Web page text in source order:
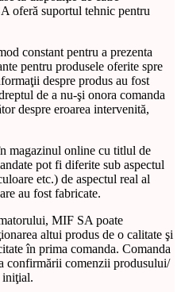
oferă suportul tehnic pentru
constant pentru a prezenta
pentru produsele oferite spre
despre produs au fost
de a nu-şi onora comanda
despre eroarea intervenită,
magazinul online cu titlul de
pot fi diferite sub aspectul
etc.) de aspectul real al
au fost fabricate.
MIF SA poate
altui produs de o calitate şi
în prima comanda. Comanda
confirmării comenzii produsului/
iniţial.